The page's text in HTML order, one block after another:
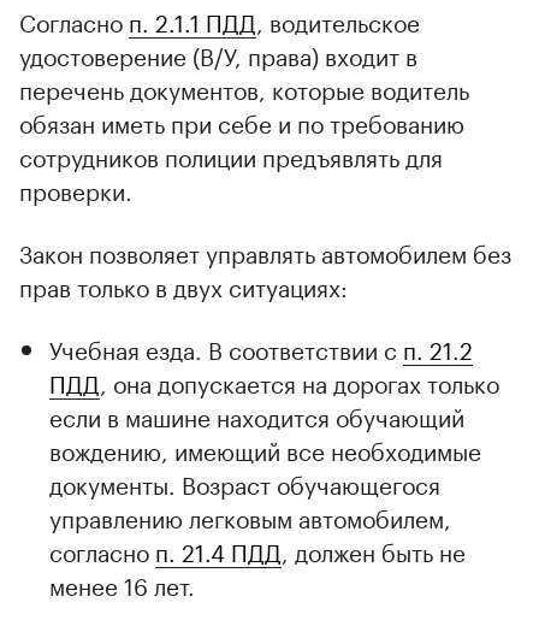
00:00 / 00:00
Согласно п. 2.1.1 ПДД , водительское
удостоверение (В/У, права) входит в
перечень документов, которые водитель
обязан иметь при себе и по требованию
сотрудников полиции предъявлять для
проверки.
Закон позволяет управлять автомобилем без
прав только в двух ситуациях:
Учебная езда. В соответствии с п. 21.2
ПДД , она допускается на дорогах только
если в машине находится обучающий
вождению, имеющий все необходимые
документы. Возраст обучающегося
управлению легковым автомобилем,
согласно п. 21.4 ПДД , должен быть не
менее 16 лет.